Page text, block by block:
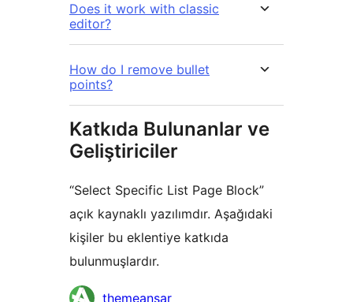
Does it work with classic
editor?
How do I remove bullet
points?
Katkıda Bulunanlar ve
Geliştiriciler
“Select Specific List Page Block”
açık kaynaklı yazılımdır. Aşağıdaki
kişiler bu eklentiye katkıda
bulunmuşlardır.
Katkıdathemeansar